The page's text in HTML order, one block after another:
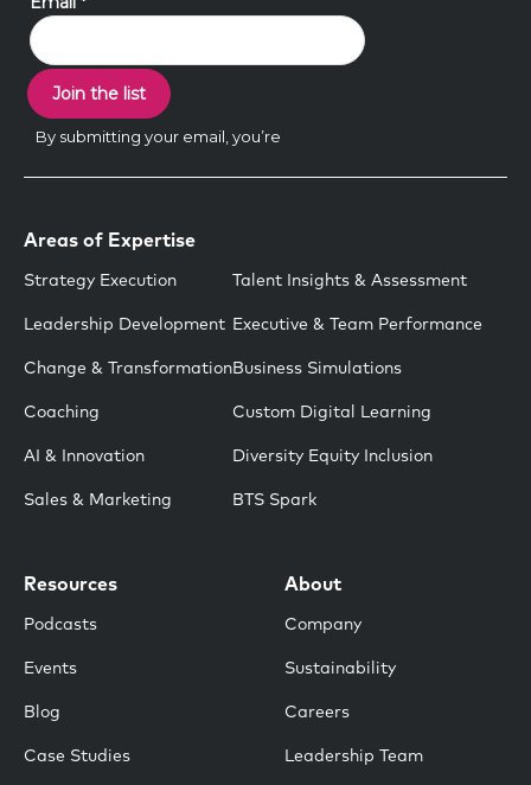
Areas of Expertise
Strategy Execution
Leadership Development
Change & Transformation
Coaching
AI & Innovation
Sales & Marketing
Talent Insights & Assessment
Executive & Team Performance
Business Simulations
Custom Digital Learning
Diversity Equity Inclusion
BTS Spark
Resources
Podcasts
Events
Blog
Case Studies
About
Company
Sustainability
Careers
Leadership Team